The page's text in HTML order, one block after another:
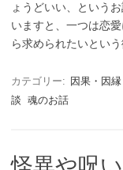
ょうどいい、という
いますと、一つは恋
ら求められたいとい
カテゴリー: 因果・因
談 魂のお話